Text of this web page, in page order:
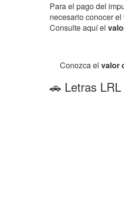
Para el pago del
necesario conocer
Consulte aquí el
Conozca el valor
🚗 Letras